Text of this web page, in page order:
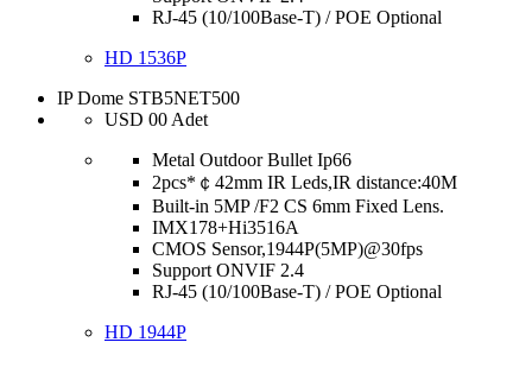
RJ-45 (10/100Base-T) / POE Optional
HD 1536P
IP Dome STB5NET500
USD 00 Adet
Metal Outdoor Bullet Ip66
2pcs*￠42mm IR Leds,IR distance:40M
Built-in 5MP /F2 CS 6mm Fixed Lens.
IMX178+Hi3516A
CMOS Sensor,1944P(5MP)@30fps
Support ONVIF 2.4
RJ-45 (10/100Base-T) / POE Optional
HD 1944P